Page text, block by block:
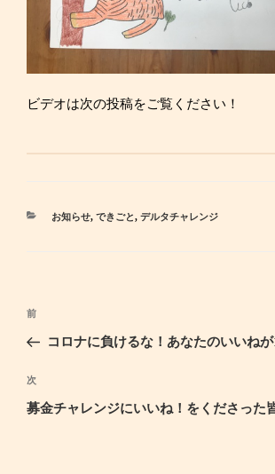
ビデオは次の投稿をご覧ください！
カ
お知らせ, できごと, デルタチャレンジ
投
ビ
ゲ
ー
過
去
投
稿
前
コロナに負けるな！あなたのいいねが
次
の
次
募金チャレンジにいいね！をくださった